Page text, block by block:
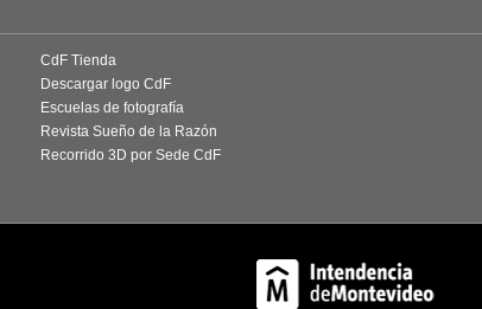
CdF Tienda
Descargar logo CdF
Escuelas de fotografía
Revista Sueño de la Razón
Recorrido 3D por Sede CdF